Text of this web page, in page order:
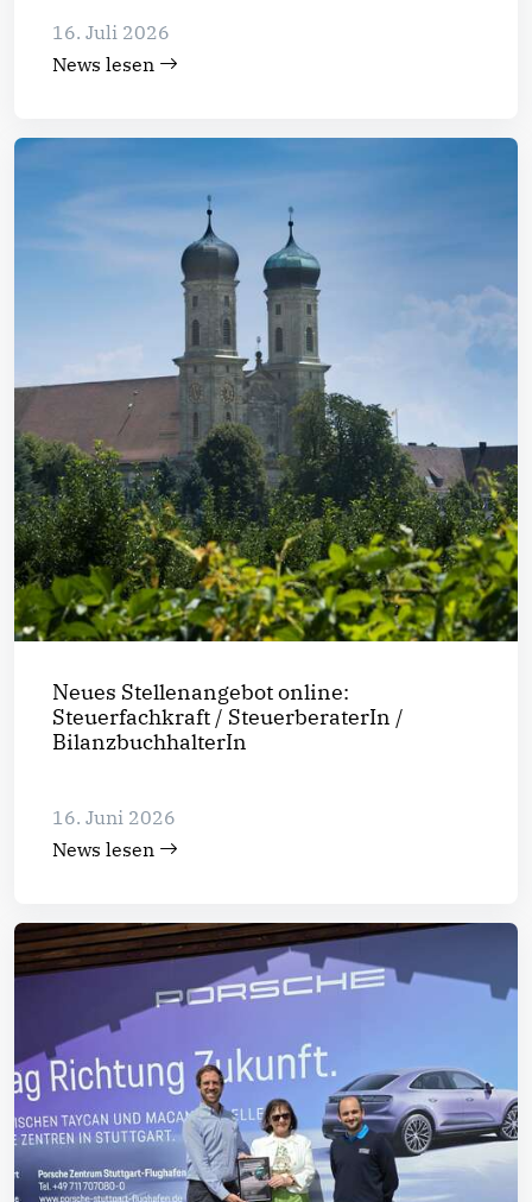
16. Juli 2026
News lesen
Neues Stellenangebot online:
Steuerfachkraft / SteuerberaterIn /
BilanzbuchhalterIn
16. Juni 2026
News lesen